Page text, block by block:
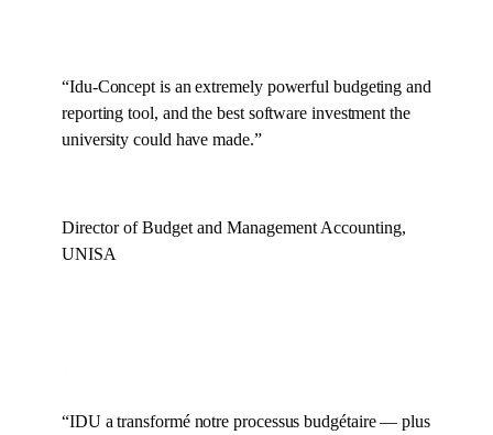
“Idu-Concept is an extremely powerful budgeting and
reporting tool, and the best software investment the
university could have made.”
Director of Budget and Management Accounting,
UNISA
“IDU a transformé notre processus budgétaire — plus